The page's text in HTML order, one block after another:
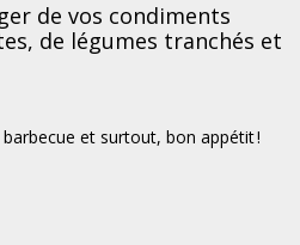
de vos condiments
de légumes tranchés et
et surtout, bon appétit !